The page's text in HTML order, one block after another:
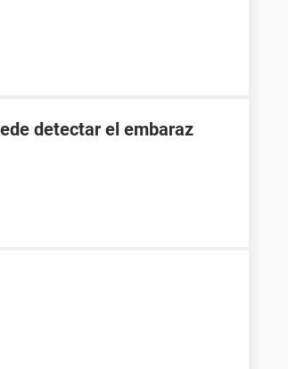
detectar el embaraz